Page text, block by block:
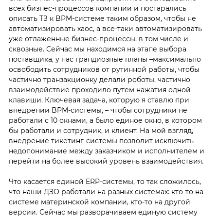
всех бизнес-процессов компании и постарались
описать ТЗ к BPM-системе таким образом, чтобы не
автоматизировать хаос, а все-таки автоматизировать
уже отлаженные бизнес-процессы, в том числе и
сквозные. Сейчас мы находимся на этапе выбора
поставщика, у нас грандиозные планы –максимально
освободить сотрудников от рутинной работы, чтобы
частично транзакционку делали роботы, частично
взаимодействие проходило путем нажатия одной
клавиши. Ключевая задача, которую я ставлю при
внедрении BPM-системы, – чтобы сотрудники не
работали с 10 окнами, а было единое окно, в котором
бы работали и сотрудник, и клиент. На мой взгляд,
внедрение тикетинг-системы позволит исключить
недопонимание между заказчиком и исполнителем и
перейти на более высокий уровень взаимодействия.
Что касается единой ERP-системы, то так сложилось,
что наши ДЗО работали на разных системах: кто-то на
системе материнской компании, кто-то на другой
версии. Сейчас мы разворачиваем единую систему